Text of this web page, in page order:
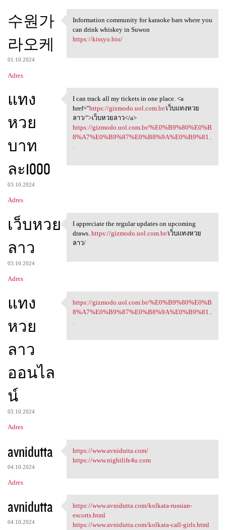
수원가
라오케
01.10.2024
Adres
Information community for
Information community for karaoke bars where you
can drink whiskey in Suwon
https://kissyo.bio/
แทง
หวย
บาท
ละ1000
03.10.2024
Adres
I can track all my tickets in
I can track all my tickets in one place. <a
href="https://gizmodo.uol.com.br/เว็บแทงหวย
ลาว/">เว็บหวยลาว</a>
https://gizmodo.uol.com.br/%E0%B9%80%E0%B
8%A7%E0%B9%87%E0%B8%9A%E0%B9%81..
.
เว็บหวย
ลาว
03.10.2024
Adres
I appreciate the regular
I appreciate the regular updates on upcoming
draws. https://gizmodo.uol.com.br/เว็บแทงหวย
ลาว/
แทง
หวย
ลาว
ออนไล
น์
03.10.2024
Adres
https://gizmodo.uol.com.br/
https://gizmodo.uol.com.br/%E0%B9%80%E0%B
8%A7%E0%B9%87%E0%B8%9A%E0%B9%81..
avnidutta
04.10.2024
Adres
https://www.avnidutta.com/
https://www.avnidutta.com/
https://www.nightlife4u.com
avnidutta
04.10.2024
https://www.avnidutta.com
https://www.avnidutta.com/kolkata-russian-
escorts.html
https://www.avnidutta.com/kolkata-call-girls.html